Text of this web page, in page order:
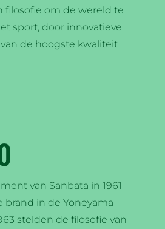
filosofie om de wereld te
sport, door innovatieve
de hoogste kwaliteit
van Sanbata in 1961
brand in de Yoneyama
stelden de filosofie van